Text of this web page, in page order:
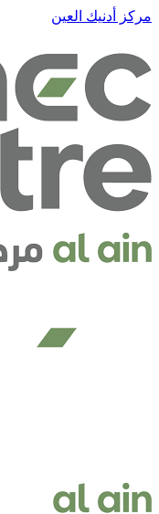
مركز أدنيك العين